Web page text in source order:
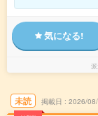
気になる!
未読 掲載日 2026/